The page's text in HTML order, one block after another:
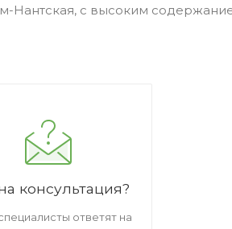
Нантская, с высоким
консультация?
ответят на